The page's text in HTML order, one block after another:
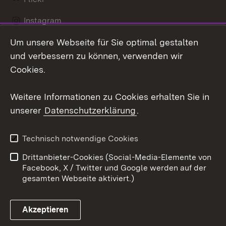
Instagram
Social Wall
Link zum Landesportal
Barrierefreiheit
Benutzungshinweise
Impressum
Cookies
Um unsere Webseite für Sie optimal gestalten
und verbessern zu können, verwenden wir
Cookies.
Weitere Informationen zu Cookies erhalten Sie in
unserer Datenschutzerklärung.
Technisch notwendige Cookies
Drittanbieter-Cookies (Social-Media-Elemente von
Facebook, X / Twitter und Google werden auf der
gesamten Webseite aktiviert.)
Akzeptieren